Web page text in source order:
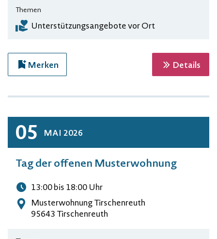
Themen
Unterstützungsangebote vor Ort
Merken Details
Tag der offenen Musterwohnung
05 MAI 2026
Uhrzeit
13:00bis 18:00 Uhr
Adresse
Musterwohnung Tirschenreuth
95643 Tirschenreuth